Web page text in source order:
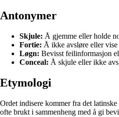
Antonymer
Skjule: Å gjemme eller holde
Fortie: Å ikke avsløre eller
Løgn: Bevisst feilinformasjon
Conceal: Å skjule eller ikke
Etymologi
Ordet indisere kommer fra det
ofte brukt i sammenheng med å gi